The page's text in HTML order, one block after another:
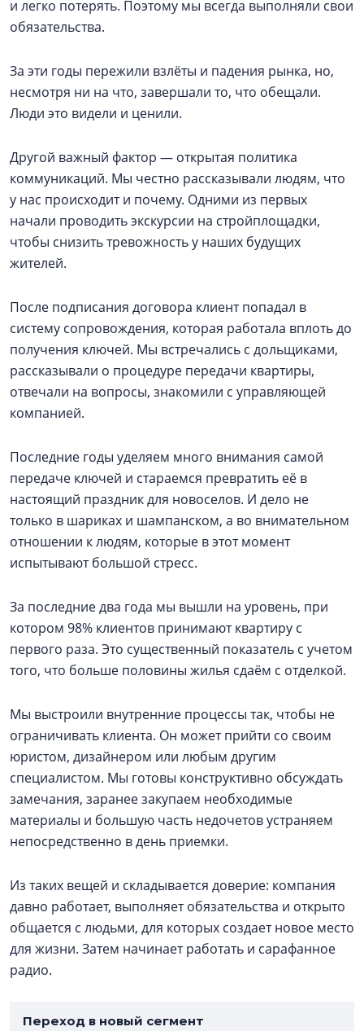
и легко потерять. Поэтому мы всегда выполняли свои
обязательства.
За эти годы пережили взлёты и падения рынка, но,
несмотря ни на что, завершали то, что обещали.
Люди это видели и ценили.
Другой важный фактор — открытая политика
коммуникаций. Мы честно рассказывали людям, что
у нас происходит и почему. Одними из первых
начали проводить экскурсии на стройплощадки,
чтобы снизить тревожность у наших будущих
жителей.
После подписания договора клиент попадал в
систему сопровождения, которая работала вплоть до
получения ключей. Мы встречались с дольщиками,
рассказывали о процедуре передачи квартиры,
отвечали на вопросы, знакомили с управляющей
компанией.
Последние годы уделяем много внимания самой
передаче ключей и стараемся превратить её в
настоящий праздник для новоселов. И дело не
только в шариках и шампанском, а во внимательном
отношении к людям, которые в этот момент
испытывают большой стресс.
За последние два года мы вышли на уровень, при
котором 98% клиентов принимают квартиру с
первого раза. Это существенный показатель с учетом
того, что больше половины жилья сдаём с отделкой.
Мы выстроили внутренние процессы так, чтобы не
ограничивать клиента. Он может прийти со своим
юристом, дизайнером или любым другим
специалистом. Мы готовы конструктивно обсуждать
замечания, заранее закупаем необходимые
материалы и большую часть недочетов устраняем
непосредственно в день приемки.
Из таких вещей и складывается доверие: компания
давно работает, выполняет обязательства и открыто
общается с людьми, для которых создает новое место
для жизни. Затем начинает работать и сарафанное
радио.
Переход в новый сегмент